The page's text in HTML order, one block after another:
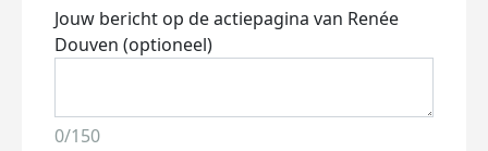
Jouw bericht op de actiepagina van Renée
Douven (optioneel)
0/150